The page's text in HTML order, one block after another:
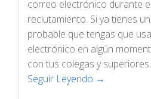
correo electrónico durante
reclutamiento. Si ya tienes
probable que tengas que
electrónico en algún
con tus colegas y
Seguir Leyendo →